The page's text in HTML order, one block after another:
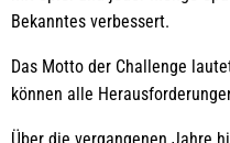
Bekanntes verbessert.
Das Motto der Challenge
können alle